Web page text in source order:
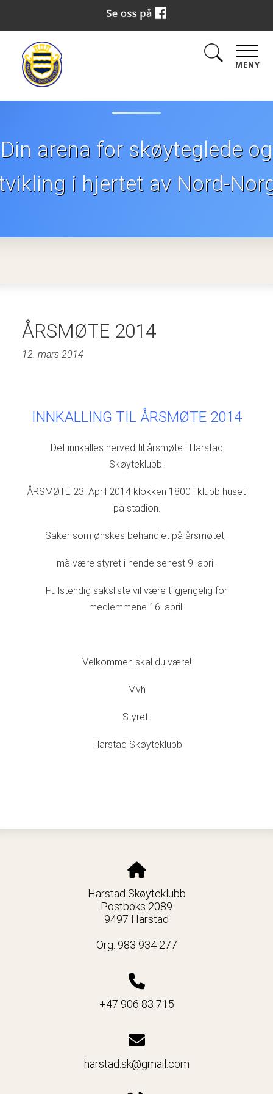
MENY
Din arena for skøyteglede og
i hjertet av Nord-
ÅRSMØTE 2014
12. mars 2014
INNKALLING TIL ÅRSMØTE 2014
Det innkalles herved til årsmøte i Harstad
Skøyteklubb.
ÅRSMØTE 23. April 2014 klokken 1800 i klubb huset
på stadion.
Saker som ønskes behandlet på årsmøtet,
må være styret i hende senest 9. april.
Fullstendig saksliste vil være tilgjengelig for
medlemmene 16. april.
Velkommen skal du være!
Mvh
Styret
Harstad Skøyteklubb
Harstad Skøyteklubb
Postboks 2089
9497 Harstad
Org. 983 934 277
+47 906 83 715
harstad.sk@gmail.com